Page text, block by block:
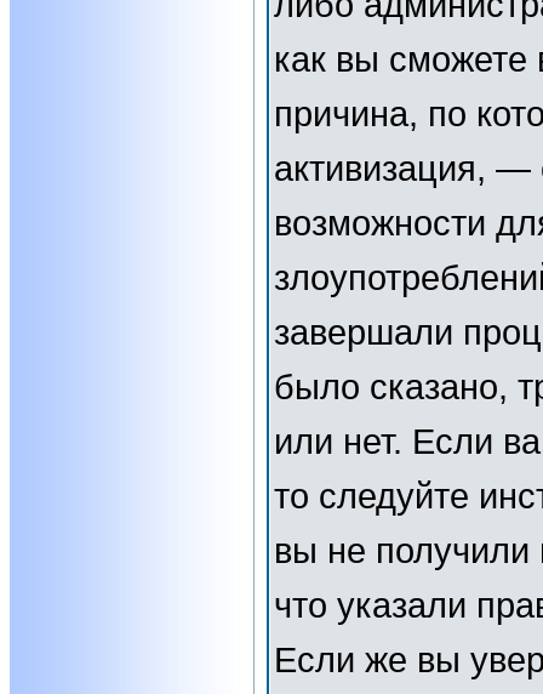
как вы сможете
причина, по
активизация,
возможности
завершали
было сказано,
или нет. Если
то следуйте
вы не получили
что указали
Если же вы